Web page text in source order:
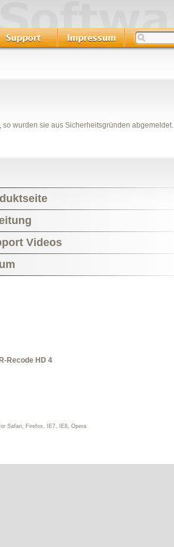
wurden sie aus Sicherheitsgründen abgemeldet.
Videos
Recode HD 4
Safari, Firefox, IE7, IE8, Opera